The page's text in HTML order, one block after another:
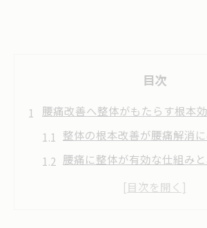
目次
腰痛改善へ整体がもたらす根本
整体の根本改善が腰痛解消
腰痛に整体が有効な仕組み
整体施術で期待できる腰痛